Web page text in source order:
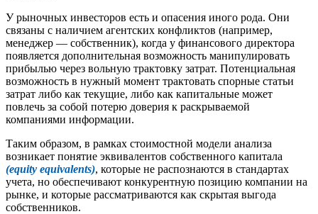
У рыночных инвесторов есть и опасения иного рода. Они
связаны с наличием агентских конфликтов (например,
менеджер — собственник), когда у финансового директора
появляется дополнительная возможность манипулировать
прибылью через вольную трактовку затрат. Потенциальная
возможность в нужный момент трактовать спорные статьи
затрат либо как текущие, либо как капитальные может
повлечь за собой потерю доверия к раскрываемой
компаниями информации.
Таким образом, в рамках стоимостной модели анализа
возникает понятие эквивалентов собственного капитала
(еquity equivalents), которые не распознаются в стандартах
учета, но обеспечивают конкурентную позицию компании на
рынке, и которые рассматриваются как скрытая выгода
собственников.